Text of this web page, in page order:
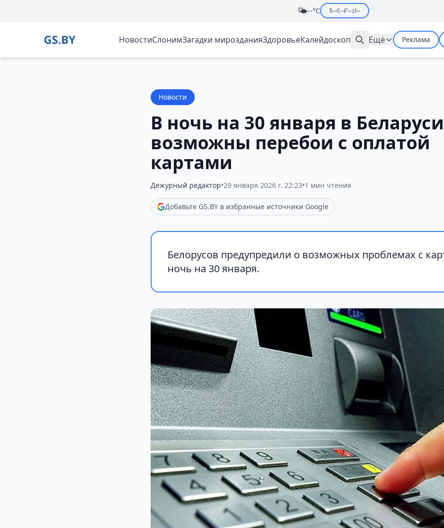
🌤️--°C $--€--₽--zł--
НовостиСлонимЗагадки мирозданияЗдоровьеКалейдоскоп Ещё Реклама
Новости
В ночь на 30 января в Беларуси
возможны перебои с оплатой
картами
Дежурный редактор•29 января 2026 г. 22:23•1 мин чтения
Добавьте GS.BY в избранные источники Google
Белорусов предупредили о возможных проблемах с
ночь на 30 января.